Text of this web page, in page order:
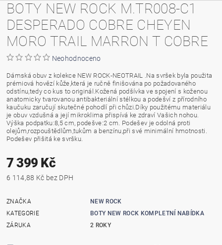
BOTY NEW ROCK M.TR008-C1
DESPERADO COBRE CHEYEN
MORO TRAIL MARRON T COBRE
Neohodnoceno
Dámská obuv z kolekce NEW ROCK-NEOTRAIL .Na svršek byla použita
prémiová hovězí kůže,která je ručně finišována po požadovaného
odstínu,tedy co kus to originál.Kožená podšívka ve spojení s koženou
anatomicky tvarovanou antibakteriální stélkou a podešví z přírodního
kaučuku zaručují skutečné pohodlí při chůzi.Díky použitému materiálu
je obuv vzdušná a její mikroklima přispívá ke zdraví Vašich nohou.
Výška podpatku:8,5 cm, podešve:2 cm. Podešev je odolná proti
olejům,rozpouštědlům,tukům a benzínu,při své minimální hmotnosti.
Podešev přišitá ke svršku.
7 399 Kč
6 114,88 Kč bez DPH
ZNAČKA
NEW ROCK
KATEGORIE
BOTY NEW ROCK KOMPLETNÍ NABÍDKA
ZÁRUKA
2 ROKY